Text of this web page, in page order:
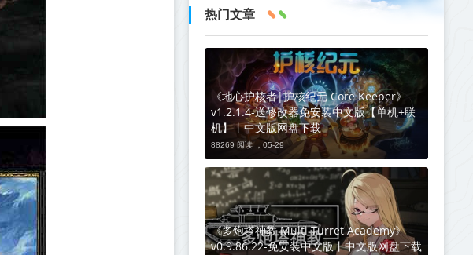
热门文章
《地心护核者|护核纪元 Core Keeper》
v1.2.1.4-送修改器免安装中文版【单机+联
机】丨中文版网盘下载
88269 阅读 ， 05-29
《多炮塔神教 Multi Turret Academy》
v0.9.86.22-免安装中文版丨中文版网盘下载